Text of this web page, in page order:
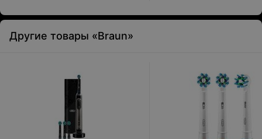
Другие товары «Braun»